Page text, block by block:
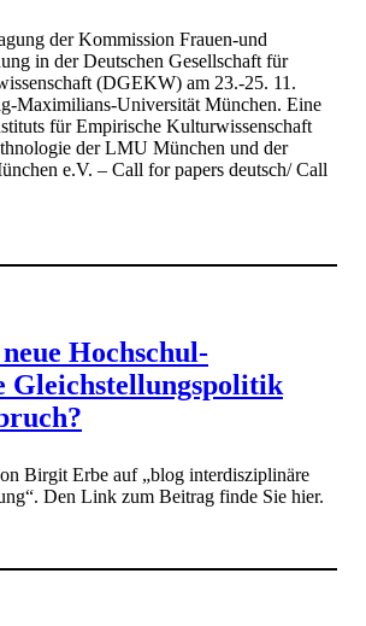
der Kommission Frauen-und
in der Deutschen Gesellschaft für
(DGEKW) am 23.-25. 11.
Maximilians-Universität München. Eine
für Empirische Kulturwissenschaft
der LMU München und der
e.V. – Call for papers deutsch/ Call
Hochschul-
Gleichstellungspolitik
Birgit Erbe auf „blog interdisziplinäre
Den Link zum Beitrag finde Sie hier.